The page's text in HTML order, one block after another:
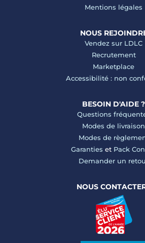
Mentions légales
NOUS
Vendez sur LDLC
Recrutement
Marketplace
Accessibilité : non
BESOIN D'AIDE ?
Questions
Modes de livraison
Modes de
Garanties et Pack
Demander un
NOUS